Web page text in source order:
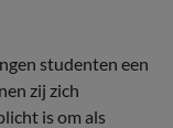
studenten een
zij zich
is om als